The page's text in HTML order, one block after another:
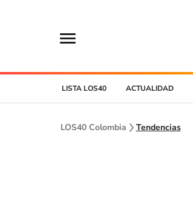
LISTA LOS40 ACTUALIDAD
LOS40 Colombia Tendencias